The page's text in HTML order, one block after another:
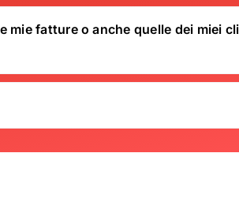
mie fatture o anche quelle dei miei